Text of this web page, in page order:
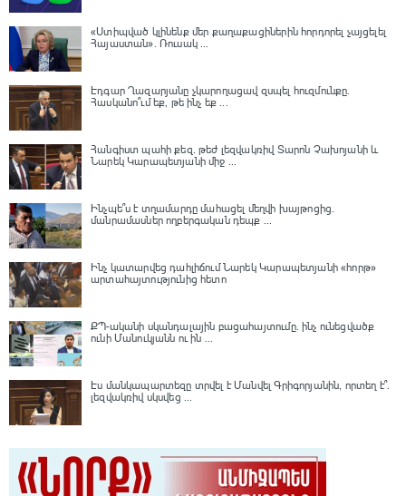
«Ստիպված կլինենք մեր քաղաքացիներին հորդորել չայցելել
Հայաստան»․ Ռուսակ ...
Էդգար Ղազարյանը չկարողացավ զսպել հուզմունքը.
Հասկանո՞ւմ եք, թե ինչ եք ...
Հանգիստ պահի քեզ. թեժ լեզվակռիվ Տարոն Չախոյանի և
Նարեկ Կարապետյանի միջ ...
Ինչպե՞ս է տղամարդը մահացել մեղվի խայթոցից.
մանրամասներ ողբերգական դեպք ...
Ինչ կատարվեց դահլիճում Նարեկ Կարապետյանի «հորթ»
արտահայտությունից հետո
ՔՊ-ականի սկանդալային բացահայտումը․ ինչ ունեցվածք
ունի Մանուկյանն ու ին ...
Էս մանկապարտեզը տրվել է Մանվել Գրիգորյանին, որտեղ է՞․
լեզվակռիվ սկսվեց ...